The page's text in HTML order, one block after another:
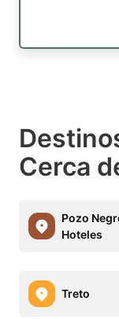
Cerca
Pozo
Hoteles
Treto